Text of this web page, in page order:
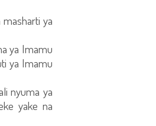
masharti ya
ya Imamu
ya Imamu
nyuma ya
yake na